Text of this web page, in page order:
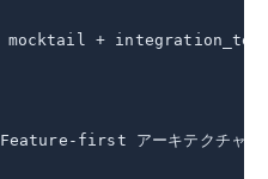
+
first アーキテクチャ